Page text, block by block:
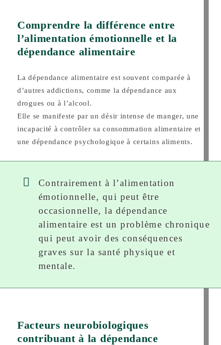
Comprendre la différence entre
l’alimentation émotionnelle et la
dépendance alimentaire
La dépendance alimentaire est souvent comparée à
d’autres addictions, comme la dépendance aux
drogues ou à l’alcool.
Elle se manifeste par un désir intense de manger, une
incapacité à contrôler sa consommation alimentaire et
une dépendance psychologique à certains aliments.
Contrairement à l’alimentation
émotionnelle, qui peut être
occasionnelle, la dépendance
alimentaire est un problème chronique
qui peut avoir des conséquences
graves sur la santé physique et
mentale.
Facteurs neurobiologiques
contribuant à la dépendance